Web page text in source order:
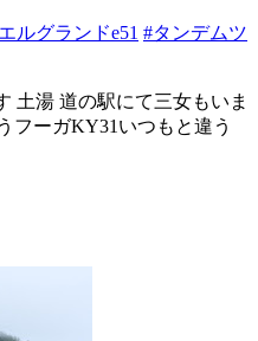
ルグランドe51 #タンデムツ
土湯 道の駅にて三女もいま
フーガKY31いつもと違う